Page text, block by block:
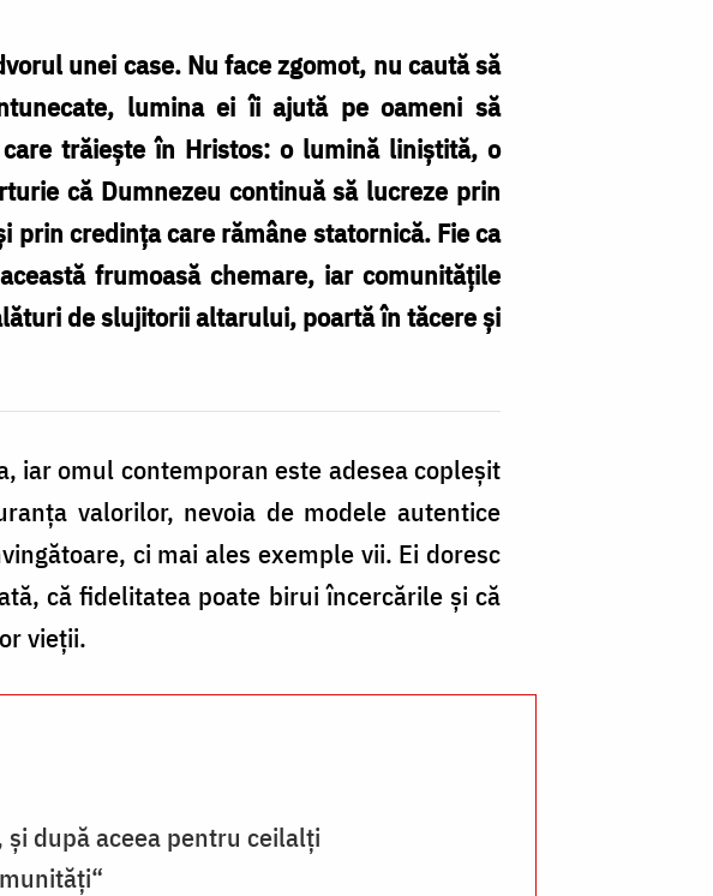
unei case. Nu face zgomot, nu caută să
lumina ei îi ajută pe oameni să
trăiește în Hristos: o lumină liniștită, o
că Dumnezeu continuă să lucreze prin
credința care rămâne statornică. Fie ca
frumoasă chemare, iar comunitățile
de slujitorii altarului, poartă în tăcere și
iar omul contemporan este adesea copleșit
valorilor, nevoia de modele autentice
ci mai ales exemple vii. Ei doresc
că fidelitatea poate birui încercările și că
vieții.
după aceea pentru ceilalți